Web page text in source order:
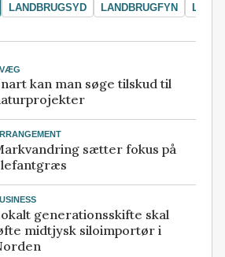
LANDBRUGSYD LANDBRUGFYN
kan man søge tilskud til
sætter fokus på
generationsskifte skal
midtjysk siloimportør i